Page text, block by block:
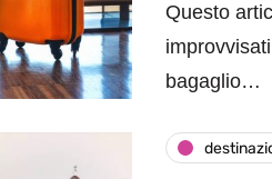
Questo
bagaglio…